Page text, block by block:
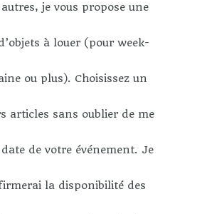
je vous propose une
à louer (pour week-
ou plus). Choisissez un
articles sans oublier de me
de votre événement. Je
la disponibilité des